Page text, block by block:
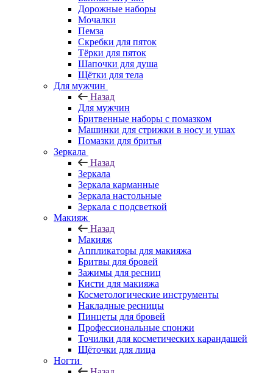
Дорожные наборы
Мочалки
Пемза
Скребки для пяток
Тёрки для пяток
Шапочки для душа
Щётки для тела
Для мужчин
Назад
Для мужчин
Бритвенные наборы с помазком
Машинки для стрижки в носу и ушах
Помазки для бритья
Зеркала
Назад
Зеркала
Зеркала карманные
Зеркала настольные
Зеркала с подсветкой
Макияж
Назад
Макияж
Аппликаторы для макияжа
Бритвы для бровей
Зажимы для ресниц
Кисти для макияжа
Косметологические инструменты
Накладные ресницы
Пинцеты для бровей
Профессиональные спонжи
Точилки для косметических карандашей
Щёточки для лица
Ногти